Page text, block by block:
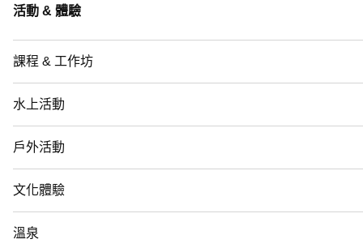
活動 & 體驗
課程 & 工作坊
水上活動
戶外活動
文化體驗
溫泉